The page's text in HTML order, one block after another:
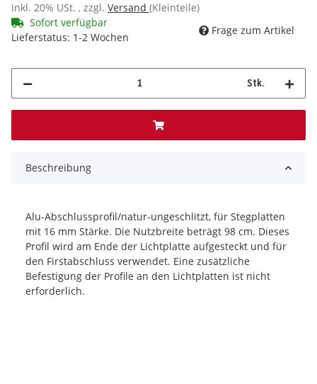
inkl. 20% USt. , zzgl. Versand (Kleinteile)
Sofort verfügbar
Lieferstatus: 1-2 Wochen
Frage zum Artikel
Stk.
Beschreibung
Alu-Abschlussprofil/natur-ungeschlitzt, für Stegplatten
mit 16 mm Stärke. Die Nutzbreite beträgt 98 cm. Dieses
Profil wird am Ende der Lichtplatte aufgesteckt und für
den Firstabschluss verwendet. Eine zusätzliche
Befestigung der Profile an den Lichtplatten ist nicht
erforderlich.